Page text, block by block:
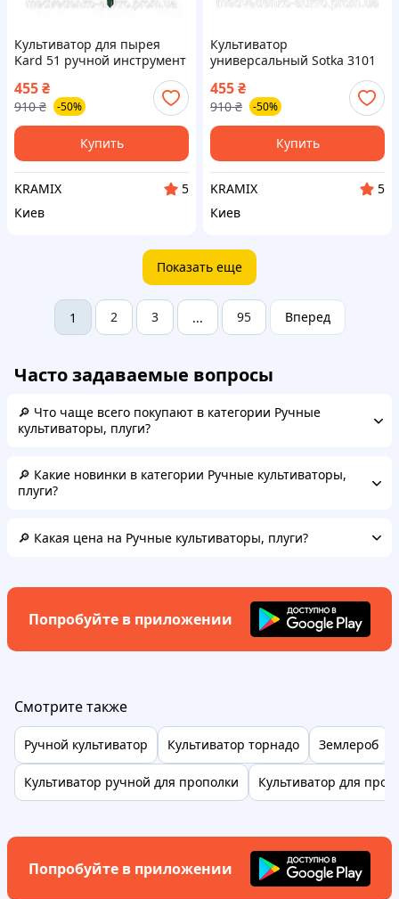
Культиватор для пырея
Kard 51 ручной инструмент
для удаления сорняков и
рыхления почвы
455₴
910 ₴ -50%
Купить
KRAMIX
5
Киев
Культиватор
универсальный Sotka 3101
садовый инструмент для
обработки почвы и
рыхления земли
455₴
910 ₴ -50%
Купить
KRAMIX
5
Киев
Показать еще
1 2 3 ... 95 Вперед
Часто задаваемые вопросы
🔎 Что чаще всего покупают в категории Ручные
культиваторы, плуги?
🔎 Какие новинки в категории Ручные культиваторы,
плуги?
🔎 Какая цена на Ручные культиваторы, плуги?
Попробуйте в приложении
Смотрите также
Ручной культиватор Культиватор торнадо Землероб
Культиватор ручной для прополки Культиватор для
Попробуйте в приложении